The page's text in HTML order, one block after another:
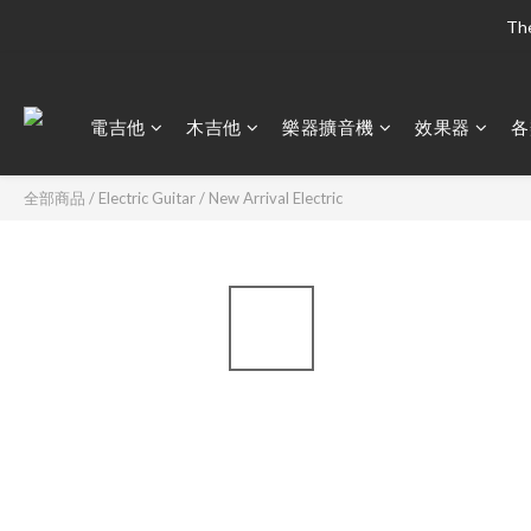
電吉他 木吉他 樂器擴音機 效果器
全部商品 / Electric Guitar/ New Arrival Electric